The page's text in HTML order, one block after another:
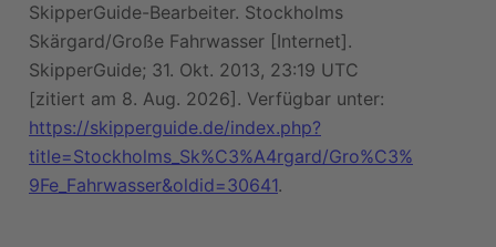
SkipperGuide-Bearbeiter. Stockholms
Skärgard/Große Fahrwasser [Internet].
SkipperGuide; 31. Okt. 2013, 23:19 UTC
[zitiert am 8. Aug. 2026]. Verfügbar unter:
https://skipperguide.de/index.php?
title=Stockholms_Sk%C3%A4rgard/Gro%C3%
9Fe_Fahrwasser&oldid=30641.